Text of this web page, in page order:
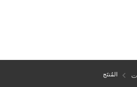
المُنتَج